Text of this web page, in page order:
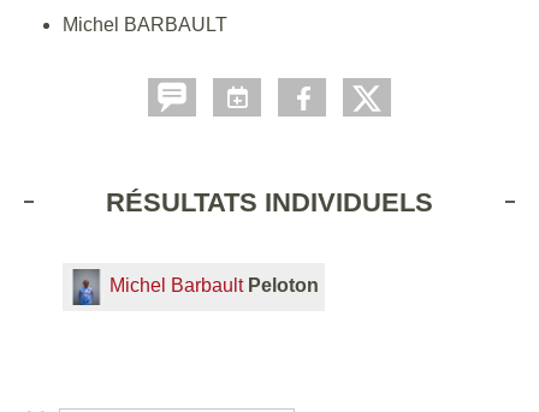
Michel BARBAULT
RÉSULTATS INDIVIDUELS
Michel Barbault Peloton